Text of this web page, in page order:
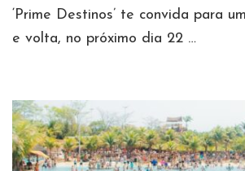
‘Prime Destinos’ te convida para
e volta, no próximo dia 22 …